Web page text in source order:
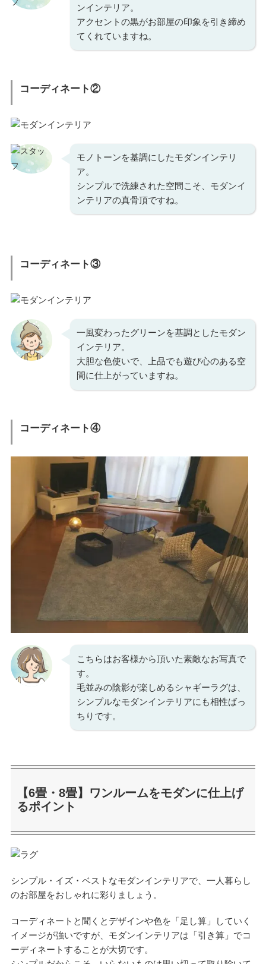
ンインテリア。
アクセントの黒がお部屋の印象を引き締め
てくれていますね。
コーディネート②
モノトーンを基調にしたモダンインテリ
ア。
シンプルで洗練された空間こそ、モダンイ
ンテリアの真骨頂ですね。
コーディネート③
一風変わったグリーンを基調としたモダン
インテリア。
大胆な色使いで、上品でも遊び心のある空
間に仕上がっていますね。
コーディネート④
こちらはお客様から頂いた素敵なお写真で
す。
毛並みの陰影が楽しめるシャギーラグは、
シンプルなモダンインテリアにも相性ばっ
ちりです。
【6畳・8畳】ワンルームをモダンに仕上げ
るポイント
シンプル・イズ・ベストなモダンインテリアで、一人暮らし
のお部屋をおしゃれに彩りましょう。
コーディネートと聞くとデザインや色を「足し算」していく
イメージが強いですが、モダンインテリアは「引き算」でコ
ーディネートすることが大切です。